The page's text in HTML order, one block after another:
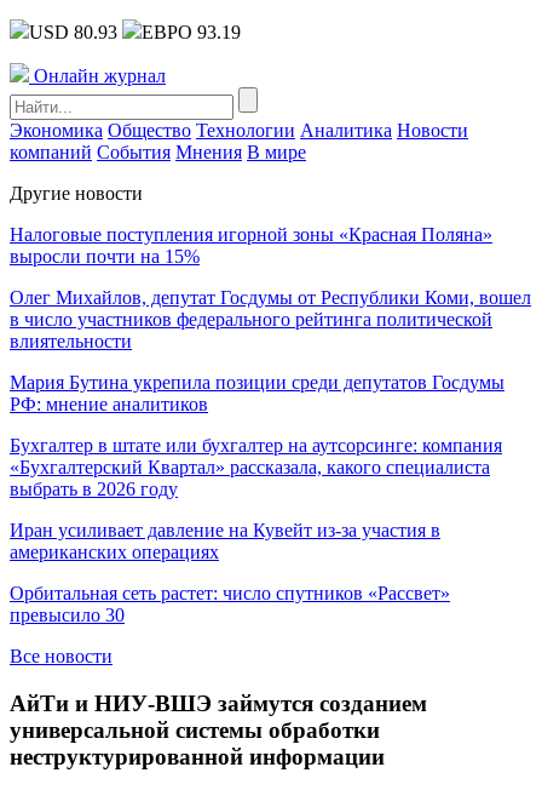
USD 80.93 ЕВРО 93.19
Онлайн журнал
Экономика Общество Технологии Аналитика Новости
компаний События Мнения В мире
Другие новости
Налоговые поступления игорной зоны «Красная Поляна»
выросли почти на 15%
Олег Михайлов, депутат Госдумы от Республики Коми, вошел
в число участников федерального рейтинга политической
влиятельности
Мария Бутина укрепила позиции среди депутатов Госдумы
РФ: мнение аналитиков
Бухгалтер в штате или бухгалтер на аутсорсинге: компания
«Бухгалтерский Квартал» рассказала, какого специалиста
выбрать в 2026 году
Иран усиливает давление на Кувейт из-за участия в
американских операциях
Орбитальная сеть растет: число спутников «Рассвет»
превысило 30
Все новости
АйТи и НИУ-ВШЭ займутся созданием
универсальной системы обработки
неструктурированной информации